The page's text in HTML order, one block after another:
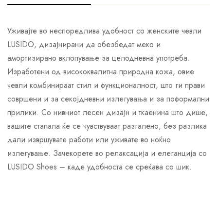
Уживајте во неспоредлива удобност со женските чевли
LUSIDO, дизајнирани да обезбедат меко и
амортизирано вклопување за целодневна употреба.
Изработени од висококвалитна природна кожа, овие
чевли комбинираат стил и функционалност, што ги прави
совршени и за секојдневни излегувања и за поформални
прилики. Со нивниот лесен дизајн и ткаенина што дише,
вашите стапала ќе се чувствуваат разгалено, без разлика
дали извршувате работи или уживате во ноќно
излегување. Зачекорете во релаксација и елеганција со
LUSIDO Shoes – каде удобноста се среќава со шик.